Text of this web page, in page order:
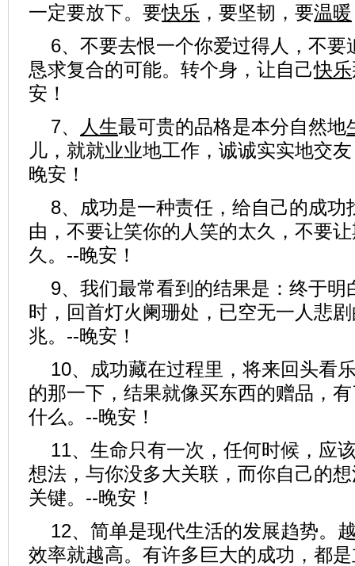
一定要放下。要快乐 ，要坚韧，要温暖
6、不要去恨一个你爱过得人，不要
恳求复合的可能。转个身，让自己快乐
安！
7、
人生最可贵的品格是本分自然地
儿，就就业业地工作，诚诚实实地交
晚安！
8、成功是一种责任，给自己的成功
由，不要让笑你的人笑的太久，不要
久。--晚安！
9、我们最常看到的结果是：终于明
时，回首灯火阑珊处，已空无一人悲
兆。--晚安！
10、成功藏在过程里，将来回头看
的那一下，结果就像买东西的赠品，
什么。--晚安！
11、生命只有一次，任何时候，应
想法，与你没多大关联，而你自己的
关键。--晚安！
12、简单是现代生活的发展趋势。
效率就越高。有许多巨大的成功，都